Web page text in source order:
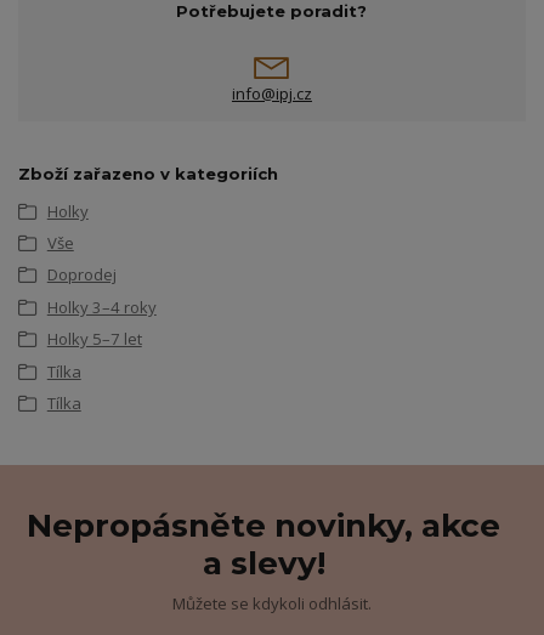
Potřebujete poradit?
info@ipj.cz
Zboží zařazeno v kategoriích
Holky
Vše
Doprodej
Holky 3–4 roky
Holky 5–7 let
Tílka
Tílka
Nepropásněte novinky, akce
a slevy!
Můžete se kdykoli odhlásit.